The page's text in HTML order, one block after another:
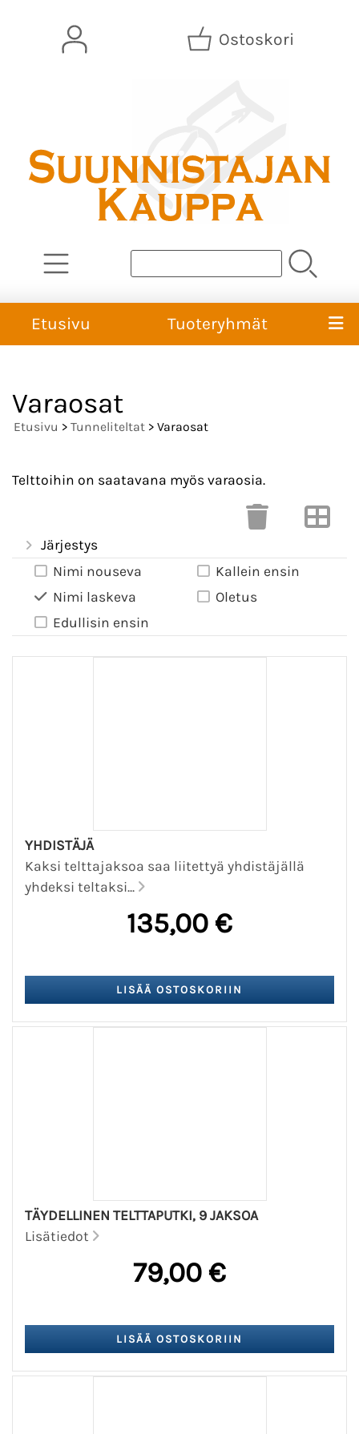
Ostoskori
Etusivu Tuoteryhmät
Varaosat
Etusivu > Tunneliteltat > Varaosat
Telttoihin on saatavana myös varaosia.
Järjestys
Nimi nouseva
Nimi laskeva
Edullisin ensin
Kallein ensin
Oletus
YHDISTÄJÄ
Kaksi telttajaksoa saa liitettyä yhdistäjällä
yhdeksi teltaksi...
135,00 €
TÄYDELLINEN TELTTAPUTKI, 9 JAKSOA
Lisätiedot
79,00 €